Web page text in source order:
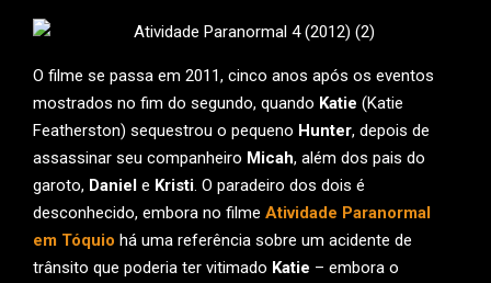
O filme se passa em 2011, cinco anos após os eventos
mostrados no fim do segundo, quando Katie (Katie
Featherston) sequestrou o pequeno Hunter, depois de
assassinar seu companheiro Micah, além dos pais do
garoto, Daniel e Kristi. O paradeiro dos dois é
desconhecido, embora no filme Atividade Paranormal
em Tóquio há uma referência sobre um acidente de
trânsito que poderia ter vitimado Katie – embora o